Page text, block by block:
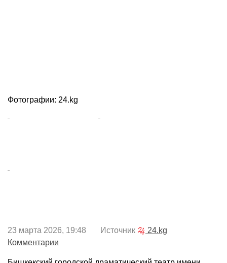
Фотографии: 24.kg
23 марта 2026, 19:48 Источник
24.kg
Комментарии